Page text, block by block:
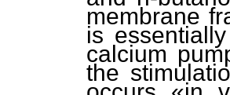
membrane
is
calcium
the